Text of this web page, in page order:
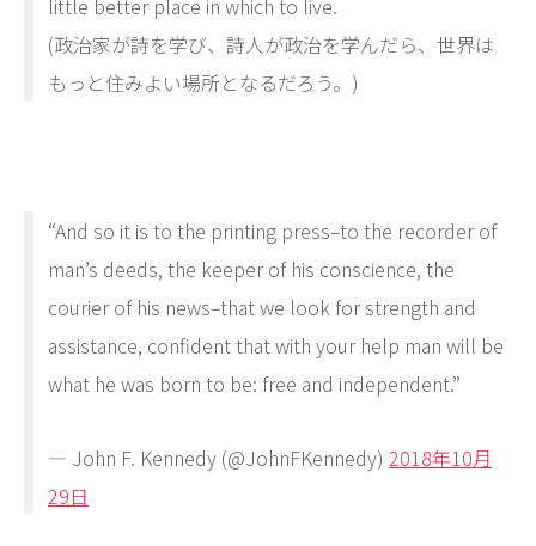
little better place in which to live.
(政治家が詩を学び、詩人が政治を学んだら、世界は
もっと住みよい場所となるだろう。)
“And so it is to the printing press–to the recorder of
man’s deeds, the keeper of his conscience, the
courier of his news–that we look for strength and
assistance, confident that with your help man will be
what he was born to be: free and independent.”
— John F. Kennedy (@JohnFKennedy) 2018年10月
29日